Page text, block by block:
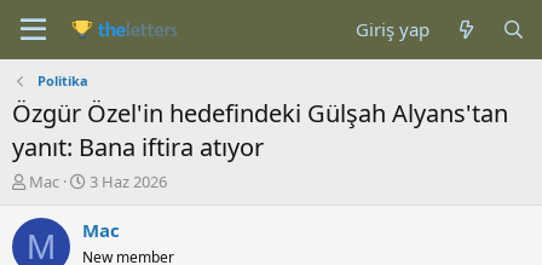
Giriş yap
Politika
Özgür Özel'in hedefindeki Gülşah Alyans'tan
yanıt: Bana iftira atıyor
K
n
b
Mac
B
ş
3 Haz 2026
M Mac
New member